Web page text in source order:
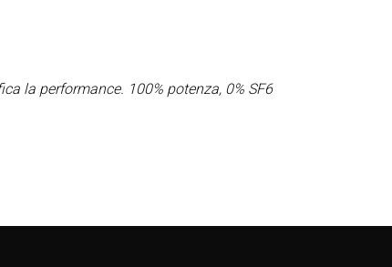
la performance. 100% potenza, 0% SF6